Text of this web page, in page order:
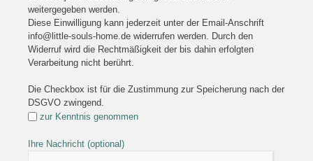
weitergegeben werden.
Diese Einwilligung kann jederzeit unter der Email-Anschrift
info@little-souls-home.de widerrufen werden. Durch den
Widerruf wird die Rechtmäßigkeit der bis dahin erfolgten
Verarbeitung nicht berührt.
Die Checkbox ist für die Zustimmung zur Speicherung nach der
DSGVO zwingend.
zur Kenntnis genommen
Ihre Nachricht (optional)